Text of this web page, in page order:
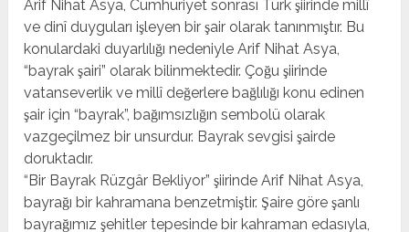
Arif Nihat Asya, Cumhuriyet sonrası Türk şiirinde millî
ve dinî duyguları işleyen bir şair olarak tanınmıştır. Bu
konulardaki duyarlılığı nedeniyle Arif Nihat Asya,
“bayrak şairi” olarak bilinmektedir. Çoğu şiirinde
vatanseverlik ve millî değerlere bağlılığı konu edinen
şair için “bayrak”, bağımsızlığın sembolü olarak
vazgeçilmez bir unsurdur. Bayrak sevgisi şairde
doruktadır.
“Bir Bayrak Rüzgâr Bekliyor” şiirinde Arif Nihat Asya,
bayrağı bir kahramana benzetmiştir. Şaire göre şanlı
bayrağımız şehitler tepesinde bir kahraman edasıyla,